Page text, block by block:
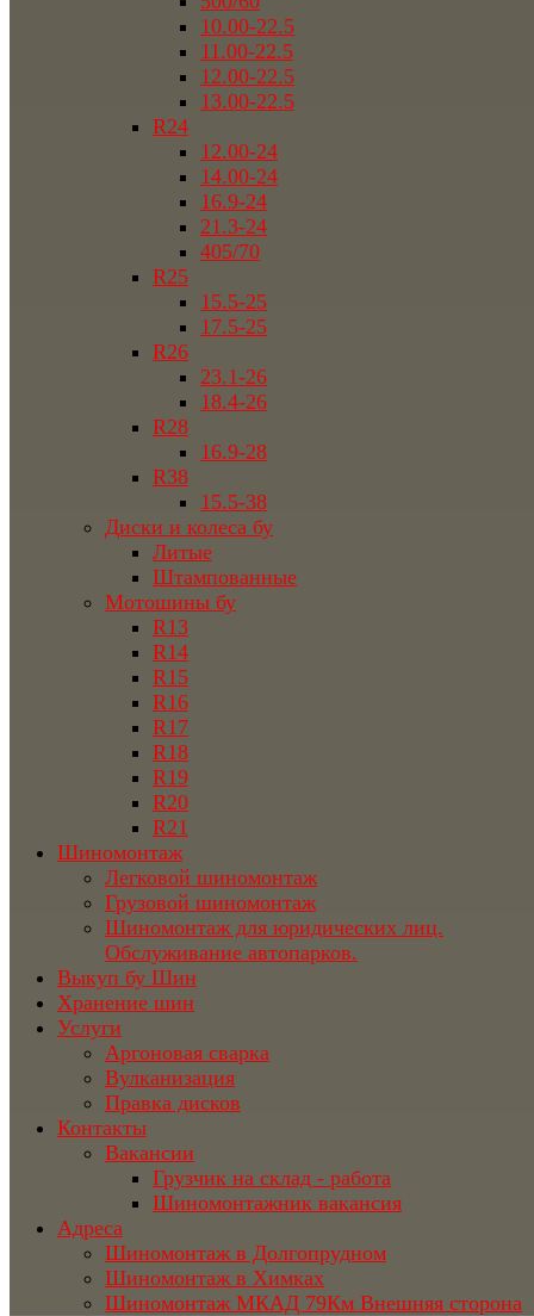
10.00-22.5
11.00-22.5
12.00-22.5
13.00-22.5
R24
12.00-24
14.00-24
16.9-24
21.3-24
405/70
R25
15.5-25
17.5-25
R26
23.1-26
18.4-26
R28
16.9-28
R38
15.5-38
Диски и колеса бу
Литые
Штампованные
Мотошины бу
R13
R14
R15
R16
R17
R18
R19
R20
R21
Шиномонтаж
Легковой шиномонтаж
Грузовой шиномонтаж
Шиномонтаж для юридических лиц.
Обслуживание автопарков.
Выкуп бу Шин
Хранение шин
Услуги
Аргоновая сварка
Вулканизация
Правка дисков
Контакты
Вакансии
Грузчик на склад - работа
Шиномонтажник вакансия
Адреса
Шиномонтаж в Долгопрудном
Шиномонтаж в Химках
Шиномонтаж МКАД 79Км Внешняя сторона